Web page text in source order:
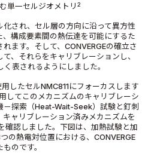
単一セルジオメトリ 2
され、セル層の方向に沿って異方性
構成要素間の熱伝達を可能にするた
ます。そして、CONVERGEの確立さ
、それらをキャリブレーションし、
表されるようにしました。
したセルNMC811にフォーカスします
してこのメカニズムのキャリブレーシ
－探索（Heat-Wait-Seek）試験と釘刺
キャリブレーション済みメカニズムを
確認しました。下図は、加熱試験と加
の熱電対位置における、CONVERGE
のです。